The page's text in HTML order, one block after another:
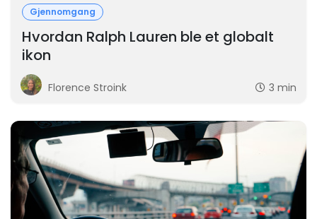
Gjennomgang
Hvordan Ralph Lauren ble et globalt
ikon
Florence Stroink 3 min